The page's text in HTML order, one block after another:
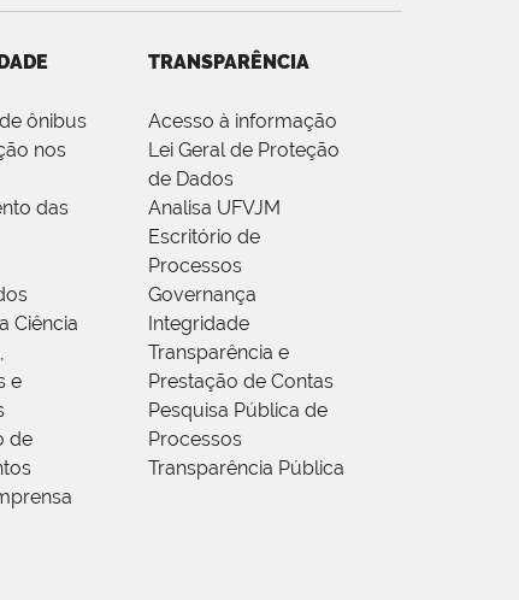
ônibus
nos
das
Ciência
e
de
TRANSPARÊNCIA
Acesso à informação
Lei Geral de Proteção
de Dados
Analisa UFVJM
Escritório de
Processos
Governança
Integridade
Transparência e
Prestação de Contas
Pesquisa Pública de
Processos
Transparência Pública